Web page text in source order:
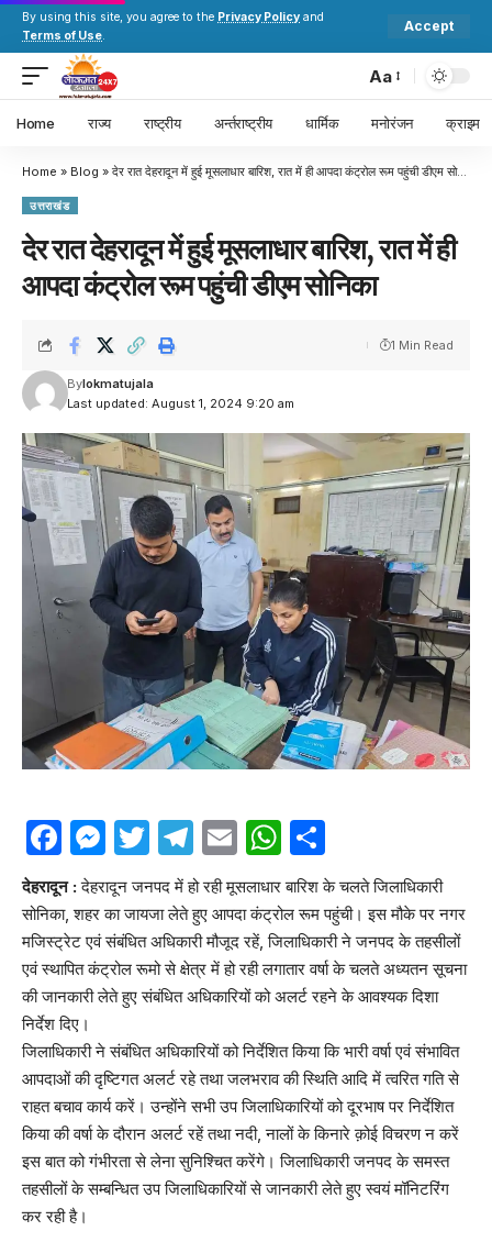
By using this site, you agree to the Privacy Policy and
Terms of Use.
Accept
Aa
Home राज्य राष्ट्रीय अर्न्तराष्ट्रीय धार्मिक मनोरंजन क्राइम
Home » Blog » देर रात देहरादून में हुई मूसलाधार बारिश, रात में ही आपदा कंट्रोल रूम पहुंची डीएम सोनिका
उत्तराखंड
देर रात देहरादून में हुई मूसलाधार बारिश, रात में ही
आपदा कंट्रोल रूम पहुंची डीएम सोनिका
Last updated: August 1, 2024 9:20 am
Bylokmatujala
1 Min Read
Facebook
Messenger
Twitter
Telegram
EmailWhatsApp
देहरादून :देहरादून जनपद में हो रही मूसलाधार बारिश के चलते जिलाधिकारी
सोनिका, शहर का जायजा लेते हुए आपदा कंट्रोल रूम पहुंची। इस मौके पर नगर
मजिस्ट्रेट एवं संबंधित अधिकारी मौजूद रहें, जिलाधिकारी ने जनपद के तहसीलों
एवं स्थापित कंट्रोल रूमो से क्षेत्र में हो रही लगातार वर्षा के चलते अध्यतन सूचना
की जानकारी लेते हुए संबंधित अधिकारियों को अलर्ट रहने के आवश्यक दिशा
निर्देश दिए।
जिलाधिकारी ने संबंधित अधिकारियों को निर्देशित किया कि भारी वर्षा एवं संभावित
आपदाओं की दृष्टिगत अलर्ट रहे तथा जलभराव की स्थिति आदि में त्वरित गति से
राहत बचाव कार्य करें। उन्होंने सभी उप जिलाधिकारियों को दूरभाष पर निर्देशित
किया की वर्षा के दौरान अलर्ट रहें तथा नदी, नालों के किनारे क़ोई विचरण न करें
इस बात को गंभीरता से लेना सुनिश्चित करेंगे। जिलाधिकारी जनपद के समस्त
तहसीलों के सम्बन्धित उप जिलाधिकारियों से जानकारी लेते हुए स्वयं मॉनिटरिंग
कर रही है।